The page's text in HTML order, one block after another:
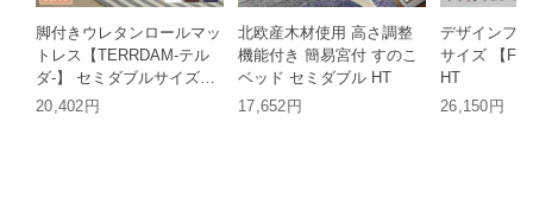
脚付きウレタンロールマッ
トレス【TERRDAM-テル
ダ-】 セミダブルサイズ
HT
20,402円
北欧産木材使用 高さ調整
機能付き 簡易宮付 すのこ
ベッド セミダブル HT
17,652円
デザインフ
サイズ 【
HT
26,150円